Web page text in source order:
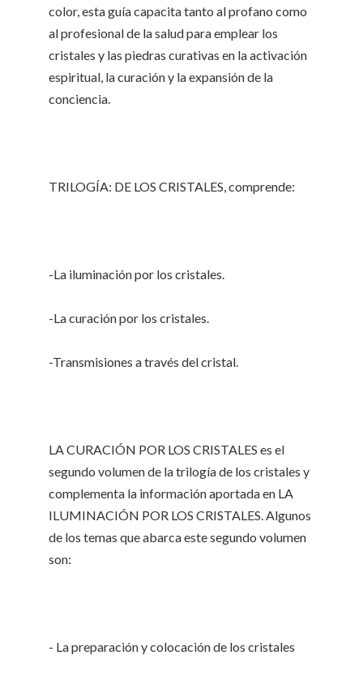
color, esta guía capacita tanto al profano como
al profesional de la salud para emplear los
cristales y las piedras curativas en la activación
espiritual, la curación y la expansión de la
conciencia.
TRILOGÍA: DE LOS CRISTALES, comprende:
-La iluminación por los cristales.
-La curación por los cristales.
-Transmisiones a través del cristal.
LA CURACIÓN POR LOS CRISTALES es el
segundo volumen de la trilogía de los cristales y
complementa la información aportada en LA
ILUMINACIÓN POR LOS CRISTALES. Algunos
de los temas que abarca este segundo volumen
son:
- La preparación y colocación de los cristales